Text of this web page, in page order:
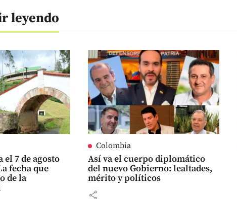
leyendo
el 7 de agosto
fecha que
de la
Colombia
Así va el cuerpo diplomático
del nuevo Gobierno: lealtades,
mérito y políticos
share